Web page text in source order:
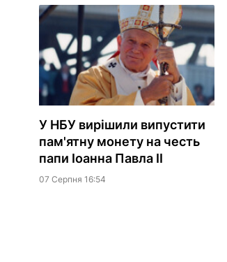
У НБУ вирішили випустити
пам'ятну монету на честь
папи Іоанна Павла II
07 Серпня 16:54